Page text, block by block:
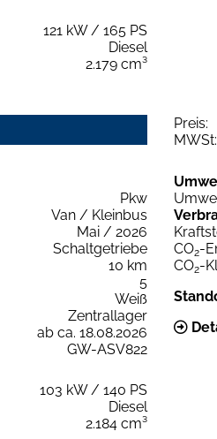
121 kW / 165 PS
Diesel
2.179 cm³
Preis:
MWSt:
Pkw
Van / Kleinbus
Mai / 2026
Schaltgetriebe
10 km
5
Weiß
Zentrallager
ab ca. 18.08.2026
GW-ASV822
103 kW / 140 PS
Diesel
2.184 cm³
CO2-
CO2-